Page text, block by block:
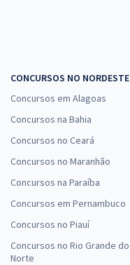
CONCURSOS NO NORDESTE
Concursos em Alagoas
Concursos na Bahia
Concursos no Ceará
Concursos no Maranhão
Concursos na Paraíba
Concursos em Pernambuco
Concursos no Piauí
Concursos no Rio Grande do
Norte